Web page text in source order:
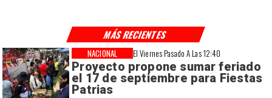
El Viernes Pasado A Las 12:40
Proyecto propone sumar feriado
el 17 de septiembre para Fiestas
Patrias
NACIONAL
MÁS RECIENTES